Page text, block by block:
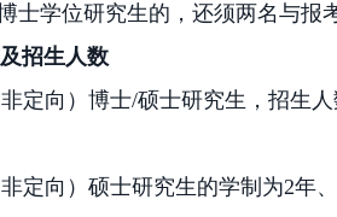
士学位研究生的，还须两名与报
招生人数
非定向）博士/硕士研究生，招生
定向） 硕士研究生的学制为2年